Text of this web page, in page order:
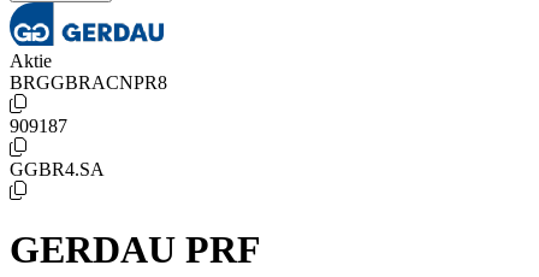
Aktie
BRGGBRACNPR8
909187
GGBR4.SA
GERDAU PRF